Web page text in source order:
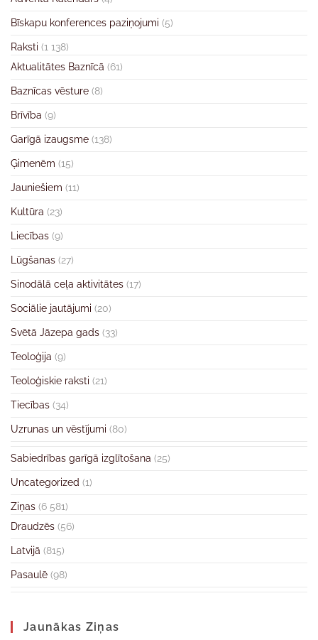
Bīskapu konferences paziņojumi (5)
Raksti (1 138)
Aktualitātes Baznīcā (61)
Baznīcas vēsture (8)
Brīvība (9)
Garīgā izaugsme (138)
Ģimenēm (15)
Jauniešiem (11)
Kultūra (23)
Liecības (9)
Lūgšanas (27)
Sinodālā ceļa aktivitātes (17)
Sociālie jautājumi (20)
Svētā Jāzepa gads (33)
Teoloģija (9)
Teoloģiskie raksti (21)
Tiecības (34)
Uzrunas un vēstījumi (80)
Sabiedrības garīgā izglītošana (25)
Uncategorized (1)
Ziņas (6 581)
Draudzēs (56)
Latvijā (815)
Pasaulē (98)
Jaunākas Ziņas